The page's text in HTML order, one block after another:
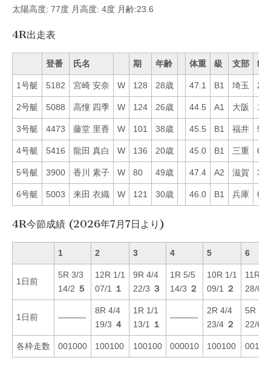
太陽高度: 77度 月高度: 4度 月齢:23.6
4R出走表
登番 氏名 期 年齢 体重 級 支部 Mo
1号艇 5182 宮崎 安奈 W 128 28歳 47.1 B1 埼玉 25
2号艇 5088 高憧 四季 W 124 26歳 44.5 A1 大阪 13
3号艇 4473 藤堂 里香 W 101 38歳 45.5 B1 福井 55
4号艇 5416 龍田 真白 W 136 20歳 45.0 B1 三重 67
5号艇 3900 香川 素子 W 80 49歳 47.4 A2 滋賀 37
6号艇 5003 来田 衣織 W 121 30歳 46.0 B1 兵庫 64
4R今節成績 (2026年7月7日より)
1 2 3 4 5 6
1日前
5R 3/3
14/2 ５
12R 1/1
07/1
１
9R 4/4
22/3 ３
1R 5/5
14/3 ２
10R 1/1
09/1
２
11R
28/6
1日前 ———-
8R 4/4
19/3 ４
1R 1/1
13/1
１
———-
2R 4/4
23/4 ２
5R 5/5
22/6
各枠走数 001000 100100 100100 000010 100100